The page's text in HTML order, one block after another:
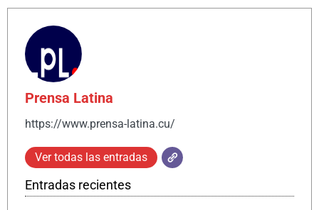
Prensa Latina
https://www.prensa-latina.cu/
Ver todas las entradas
Entradas recientes